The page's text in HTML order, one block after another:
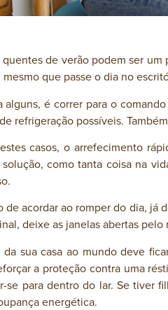
quentes de verão podem ser
mesmo que passe o dia no
alguns, é correr para o
refrigeração possíveis.
casos, o arrefecimento
como tanta coisa na
de acordar ao romper do dia, já
deixe as janelas abertas pelo
da sua casa ao mundo deve
a proteção contra uma
se para dentro do lar. Se tiver
energética.